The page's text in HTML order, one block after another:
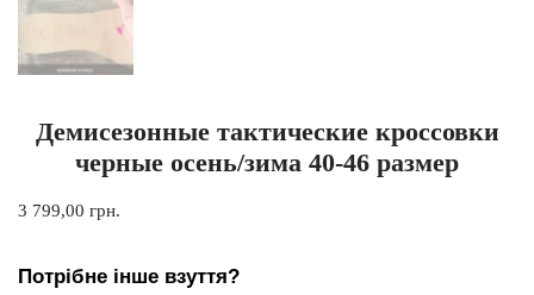
Демисезонные тактические кроссовки
черные осень/зима 40-46 размер
3 799,00 грн.
Потрібне інше взуття?